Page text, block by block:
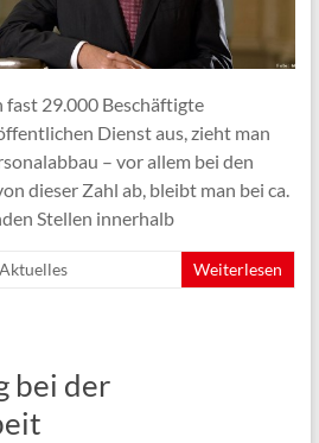
fast 29.000 Beschäftigte
Dienst aus, zieht man
– vor allem bei den
dieser Zahl ab, bleibt man bei ca.
Stellen innerhalb
Aktuelles Weiterlesen
bei der